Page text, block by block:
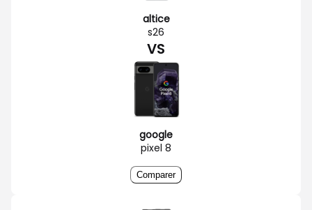
altice
s26
VS
google
pixel 8
Comparer